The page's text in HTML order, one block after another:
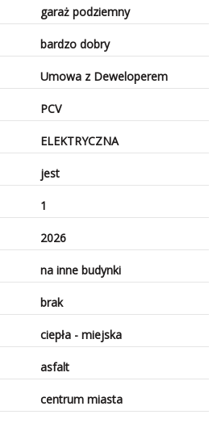
garaż podziemny
bardzo dobry
Umowa z Deweloperem
PCV
ELEKTRYCZNA
jest
1
2026
na inne budynki
brak
ciepła - miejska
asfalt
centrum miasta